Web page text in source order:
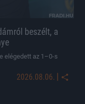
beszélt, a
elégedett az 1–0-s
2026.08.06. |